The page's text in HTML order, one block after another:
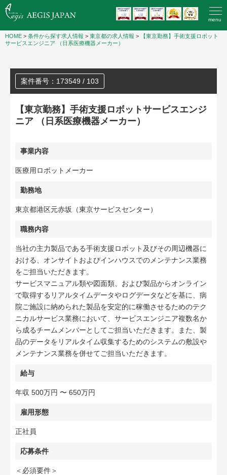
menu
HOME > 条件から探す求人情報 > 東京都の求人情報 >
【東京勤務】手術支援ロボット
サービスエンジニア （日系医療機器メーカー）
案件番号：173549 / 103
【東京勤務】手術支援ロボットサービスエンジ
ニア （日系医療機器メーカー）
事業内容
医療用ロボットメーカー
勤務地
東京都港区元赤坂（東京サービスセンター）
職務内容
当社の主力製品である手術支援ロボット及びその周辺機器に
おける、オンサイトおよびインハウスでのメンテナンス業務
をご担当いただきます。
サービスマニュアル類や図面類、および製品からオンライン
で取得するリアルタイムデータやログデータなどを基に、病
院ご施設に納められた製品を安定的に稼働させるためのテク
ニカルサービス業務において、サービスエンジニア複数名か
ら成るチームメンバーとしてご担当いただきます。また、製
品のデータをリアルタイム収集するためのシステムの敷設や
メンテナンス業務を併せてご担当いただきます。
給与
年収 500万円 〜 650万円
雇用形態
正社員
応募条件
＜必須要件＞